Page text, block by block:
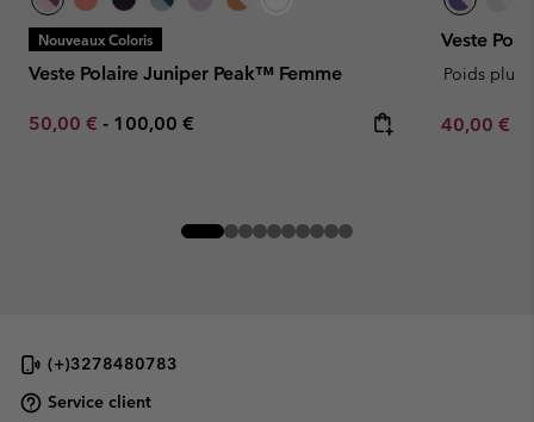
Nouveaux Coloris
Veste Polaire Juniper Peak™ Femme
Minimum sale price:
50,00 € - Maximum price:
100,00 €
Veste
Poids
Minimum
40,00 €
(+)3278480783
Service client